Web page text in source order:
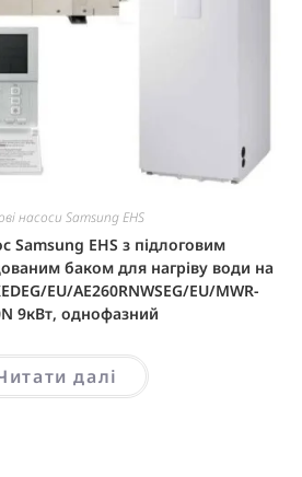
насоси Samsung EHS
Samsung EHS з підлоговим
баком для нагріву води на
EU/AE260RNWSEG/EU/MWR-
9кВт, однофазний
далі